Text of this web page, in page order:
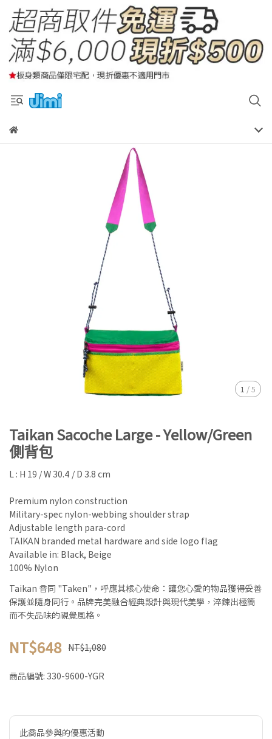
1 /5
Taikan Sacoche Large - Yellow/Green
側背包
L : H 19 / W 30.4 / D 3.8 cm
Premium nylon construction
Military-spec nylon-webbing shoulder strap
Adjustable length para-cord
TAIKAN branded metal hardware and side logo flag
Available in: Black, Beige
100% Nylon
Taikan 音同 "Taken"，呼應其核心使命：讓您心愛的物品獲得妥善
保護並隨身同行。品牌完美融合經典設計與現代美學，淬鍊出極簡
而不失品味的視覺風格。
NT$648 NT$1,080
商品編號: 330-9600-YGR
此商品參與的優惠活動